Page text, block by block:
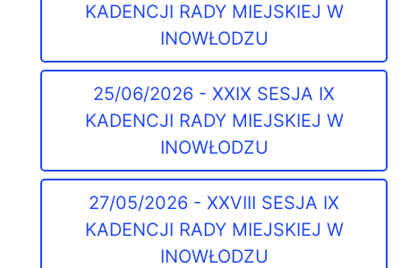
KADENCJI RADY MIEJSKIEJ W
INOWŁODZU
25/06/2026 - XXIX SESJA IX
KADENCJI RADY MIEJSKIEJ W
INOWŁODZU
27/05/2026 - XXVIII SESJA IX
KADENCJI RADY MIEJSKIEJ W
INOWŁODZU